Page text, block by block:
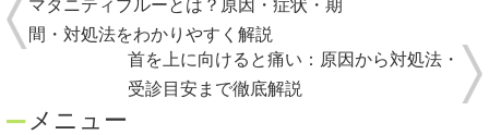
マタニティブルーとは？原因・症状・期
間・対処法をわかりやすく解説
首を上に向けると痛い：原因から対処法・
受診目安まで徹底解説
メニュー